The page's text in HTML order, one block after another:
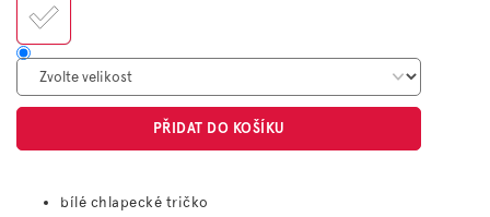
PŘIDAT DO KOŠÍKU
bílé chlapecké tričko